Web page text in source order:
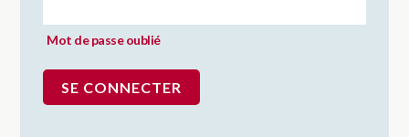
Mot de passe oublié